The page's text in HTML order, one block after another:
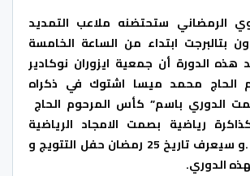
الرمضاني ستحتضنه ملاعب التمديد
بتالبرجت ابتداء من الساعة الخامسة
الدورة أن جمعية ايزوران نوكادير
الحاج محمد ميسا اشتوك في ذكراه
الدوري باسم” كأس المرحوم الحاج
رياضية بصمت الامجاد الرياضية
لمدينة الانبعاث .و سيعرف تاريخ 25 رمضان حفل التتويج و
الدوري.